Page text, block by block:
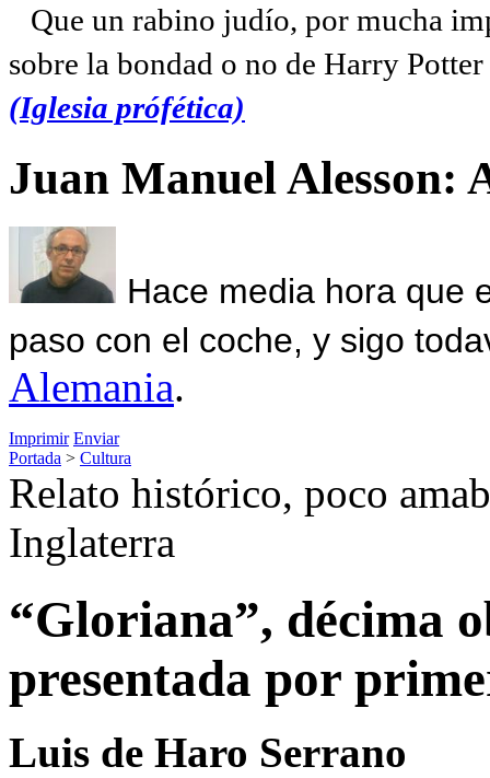
Que un rabino judío, por mucha
sobre la bondad o no de Harry
(Iglesia prófética)
Juan Manuel Alesson:
Hace media hora que
paso con el coche, y sigo
Alemania.
Imprimir Enviar
Portada > Cultura
Relato histórico, poco
Inglaterra
“Gloriana”, décima
presentada por
Luis de Haro Serrano